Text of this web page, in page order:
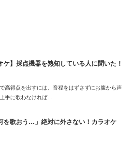
ケ】採点機器を熟知している人に聞いた！
高得点を出すには、音程をはずさずにお腹から声
手に歌わなければ…
を歌おう…」絶対に外さない！カラオケ